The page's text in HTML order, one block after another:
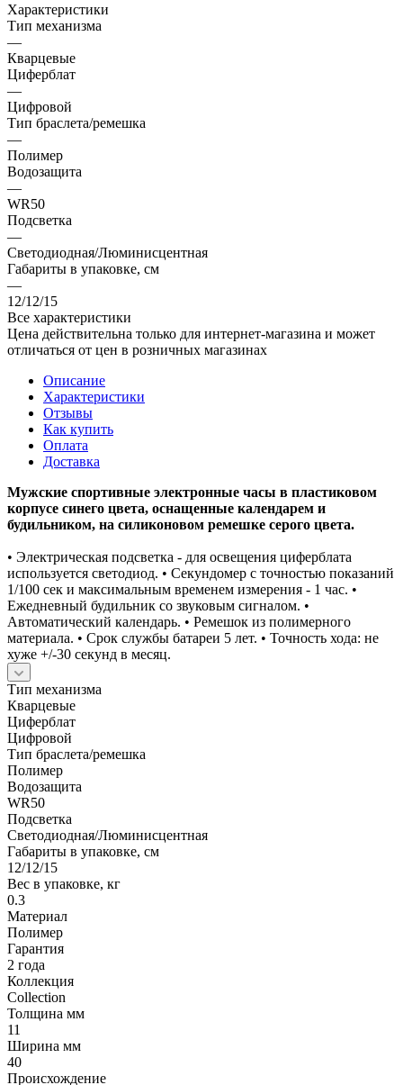
Характеристики
Тип механизма
—
Кварцевые
Циферблат
—
Цифровой
Тип браслета/ремешка
—
Полимер
Водозащита
—
WR50
Подсветка
—
Светодиодная/Люминисцентная
Габариты в упаковке, см
—
12/12/15
Все характеристики
Цена действительна только для интернет-магазина и может
отличаться от цен в розничных магазинах
Описание
Характеристики
Отзывы
Как купить
Оплата
Доставка
Мужские спортивные электронные часы в пластиковом
корпусе синего цвета, оснащенные календарем и
будильником, на силиконовом ремешке серого цвета.
• Электрическая подсветка - для освещения циферблата
используется светодиод. • Секундомер с точностью показаний
1/100 сек и максимальным временем измерения - 1 час. •
Ежедневный будильник со звуковым сигналом. •
Автоматический календарь. • Ремешок из полимерного
материала. • Срок службы батареи 5 лет. • Точность хода: не
хуже +/-30 секунд в месяц.
Тип механизма
Кварцевые
Циферблат
Цифровой
Тип браслета/ремешка
Полимер
Водозащита
WR50
Подсветка
Светодиодная/Люминисцентная
Габариты в упаковке, см
12/12/15
Вес в упаковке, кг
0.3
Материал
Полимер
Гарантия
2 года
Коллекция
Collection
Толщина мм
11
Ширина мм
40
Происхождение